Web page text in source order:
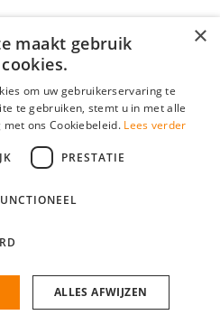
×
maakt gebruik
om uw gebruikerservaring te
te gebruiken, stemt u in met alle
ons Cookiebeleid. Lees verder
PRESTATIE
ALLES AFWIJZEN